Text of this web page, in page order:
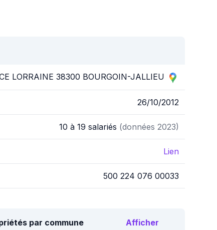
LORRAINE 38300 BOURGOIN-JALLIEU
26/10/2012
10 à 19 salariés (données 2023)
Lien
500 224 076 00033
par commune Afficher